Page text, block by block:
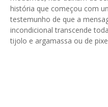
história que começou com
testemunho de que a
incondicional transcende
tijolo e argamassa ou de